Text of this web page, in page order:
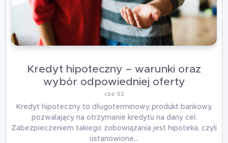
Kredyt hipoteczny – warunki oraz
wybór odpowiedniej oferty
cze 02
Kredyt hipoteczny to długoterminowy produkt bankowy,
pozwalający na otrzymanie kredytu na dany cel.
Zabezpieczeniem takiego zobowiązania jest hipoteka, czyli
ustanowione…